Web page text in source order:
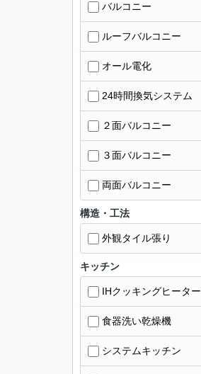
バルコニー
ルーフバルコニー
オール電化
24時間換気システム
２面バルコニー
３面バルコニー
両面バルコニー
構造・工法
外観タイル張り
キッチン
IHクッキングヒーター
食器洗い乾燥機
システムキッチン